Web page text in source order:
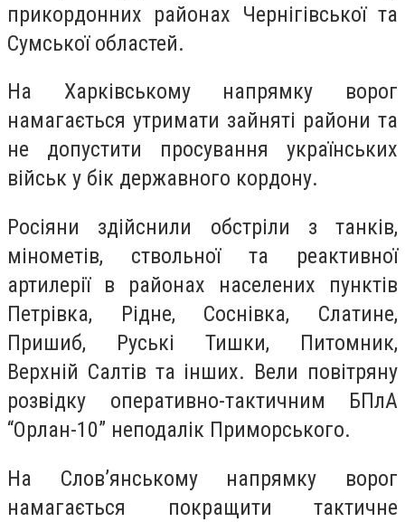
прикордонних районах Чернігівської та
Сумської областей.
На Харківському напрямку ворог
намагається утримати зайняті райони та
не допустити просування українських
військ у бік державного кордону.
Росіяни здійснили обстріли з танків,
мінометів, ствольної та реактивної
артилерії в районах населених пунктів
Петрівка, Рідне, Соснівка, Слатине,
Пришиб, Руські Тишки, Питомник,
Верхній Салтів та інших. Вели повітряну
розвідку оперативно-тактичним БПлА
“Орлан-10” неподалік Приморського.
На Слов’янському напрямку ворог
намагається покращити тактичне